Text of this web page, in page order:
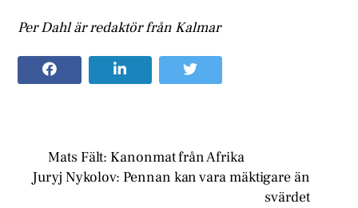
Per Dahl är redaktör från Kalmar
Mats Fält: Kanonmat från Afrika
Juryj Nykolov: Pennan kan vara mäktigare än
svärdet